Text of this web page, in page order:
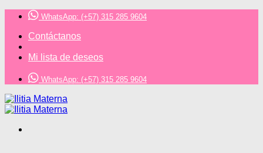
Saltar
contenido
WhatsApp: (+57) 315 285 9604
Contáctanos
Mi lista de deseos
WhatsApp: (+57) 315 285 9604